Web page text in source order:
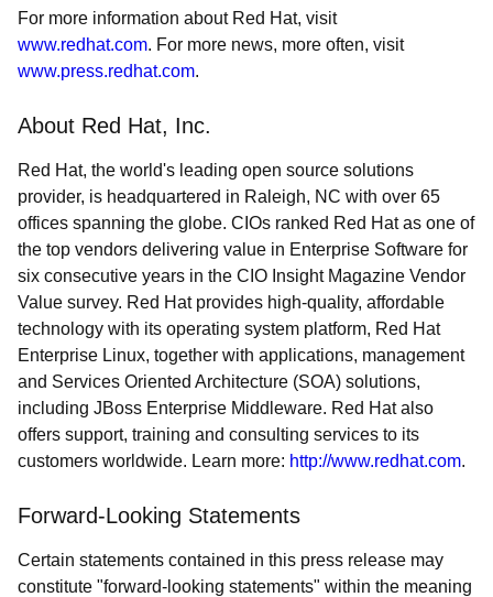
For more information about Red Hat, visit
www.redhat.com. For more news, more often, visit
www.press.redhat.com.
About Red Hat, Inc.
Red Hat, the world's leading open source solutions
provider, is headquartered in Raleigh, NC with over 65
offices spanning the globe. CIOs ranked Red Hat as one of
the top vendors delivering value in Enterprise Software for
six consecutive years in the CIO Insight Magazine Vendor
Value survey. Red Hat provides high-quality, affordable
technology with its operating system platform, Red Hat
Enterprise Linux, together with applications, management
and Services Oriented Architecture (SOA) solutions,
including JBoss Enterprise Middleware. Red Hat also
offers support, training and consulting services to its
customers worldwide. Learn more: http://www.redhat.com.
Forward-Looking Statements
Certain statements contained in this press release may
constitute "forward-looking statements" within the meaning